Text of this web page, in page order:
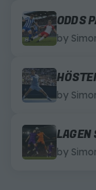
ODDS
by
by
LAGEN
by